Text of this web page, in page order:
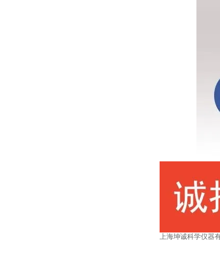
上海坤诚科学仪器